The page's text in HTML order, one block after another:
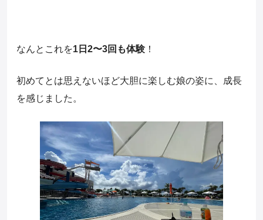
なんとこれを1日2〜3回も体験 ！
初めてとは思えないほど大胆に楽しむ娘の姿に、成長
を感じました。